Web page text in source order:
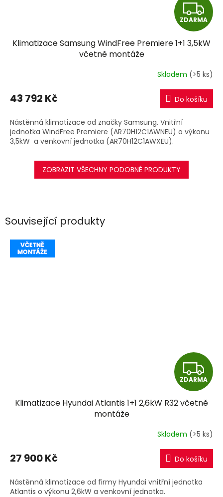
Související produkty
Z
D
A
R
M
A
ZDARMA
Klimatizace Hyundai Atlantis 1+1 2,6kW R32 včetně
montáže
Skladem (>5 ks)
27 900 Kč Do košíku
Nástěnná klimatizace od firmy Hyundai vnitřní jednotka
Atlantis o výkonu 2,6kW a venkovní jednotka.
Z
D
A
R
M
A
ZDARMA
Klimatizace Samsung WindFree Premiere 1+1 3,5kW
včetně montáže
Skladem (>5 ks)
43 792 Kč Do košíku
Nástěnná klimatizace od značky Samsung. Vnitřní
jednotka WindFree Premiere (AR70H12C1AWNEU) o výkonu
3,5kW a venkovní jednotka (AR70H12C1AWXEU).
ZOBRAZIT VŠECHNY PODOBNÉ PRODUKTY